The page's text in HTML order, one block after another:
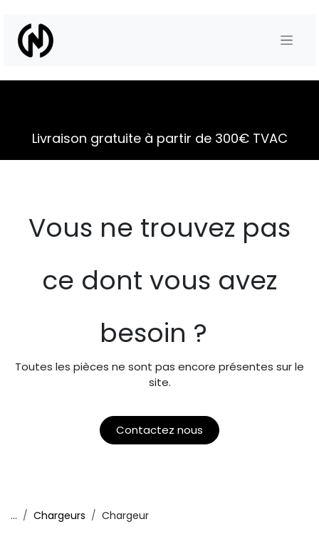
Livraison gratuite à partir de 300€ TVAC
Vous ne trouvez pas
ce dont vous avez
besoin ?
Toutes les pièces ne sont pas encore présentes sur le
site.
Contactez nous
... Chargeurs Chargeur